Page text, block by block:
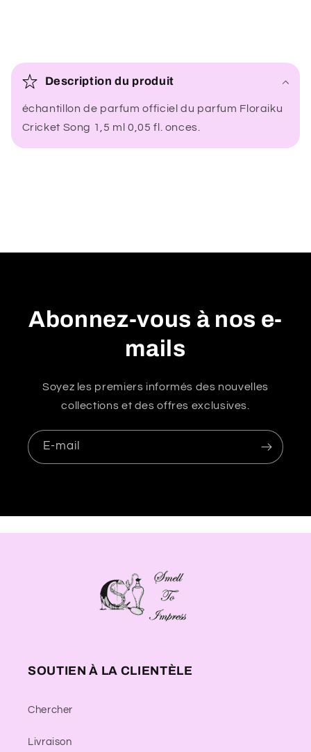
o
n
Description du produit
échantillon de parfum officiel du parfum Floraiku
Cricket Song 1,5 ml 0,05 fl. onces.
Abonnez-vous à nos e-
mails
Soyez les premiers informés des nouvelles
collections et des offres exclusives.
E-mail
SOUTIEN À LA CLIENTÈLE
Chercher
Livraison